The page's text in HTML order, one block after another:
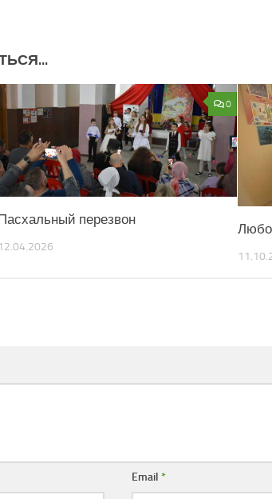
0
перезвон
12.04.2026
Любо
Email*